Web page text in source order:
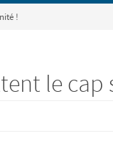
!
le cap